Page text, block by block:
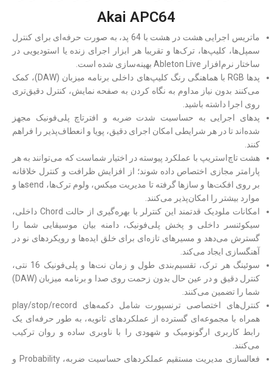
Akai APC64
ماتریس اجرایی هشت در هشت با 64 پد، به صورت حرفه‌ای برای کنترل
سمپل‌ها، کلیپ‌ها، ترک‌ها و تقریبا هر ابزار اجرای زنده یا استودیویی در
ساختار نرم‌افزار Ableton Live بهینه‌سازی شده است.
پدها RGB با هماهنگی رنگ کلیپ‌های داخلی برنامه میزبان (DAW)، کمک
می‌کنند بدون نیاز مداوم به نگاه کردن به صفحه نمایش، کنترل دقیق‌تری
روی اجرا داشته باشید.
پدهای اجرایی به حساسیت شدت ضربه و افترتاچ پلی‌فونیک مجهز
شده‌اند تا در هر شرایطی امکان اجرای دقیق، پویا و انعطاف‌پذیر را فراهم
کنند.
هشت تاچ‌استریپ با عملکرد پیوسته در اختیار شماست که می‌توانند به هر
پارامتر مجازی اختصاص داده شوند؛ از افزایش ظرافت و کنترل خلاقانه
بر روی افکت‌ها و سازها گرفته تا مدیریت میکس، ولوم ترک‌ها، sendها و
موارد بیشتر را امکان‌پذیر می‌کنند.
امکانات ملودیک قدتمند این کنترلر با بهره‌گیری از حالت Chord داخلی،
سیکوئنسر داخلی و پخش پلی‌فونیک، دامنه بیان موسیقایی شما را
گسترش می‌دهد و مسیرهای تازه‌ای برای خلق ایده‌ها و رویکردهای نو در
آهنگسازی ایجاد می‌کند.
سوئینگ هر ترک، تقسیم‌بندی طول و زمان نت‌ها و پلی‌فونیک 16 نتی،
کنترل دقیق و در عین حال بدون زحمت روی صدا و برنامه میزبان (DAW)
شما را تضمین می‌کنند.
کنترل‌های اختصاصی ترنسپورت شامل دکمه‎‌های play/stop/record
همراه با مجموعه‌ای گسترده از عملکردهای ثانویه، به طور حرفه‌ای یک
رابط کاربری ارگونومیک و شهودی را با ناوبری ساده و روان ترکیب
می‌‎کنند.
فعالسازی مدیریت مستقیم عملکردهای حساسیت ضربه، Probability و